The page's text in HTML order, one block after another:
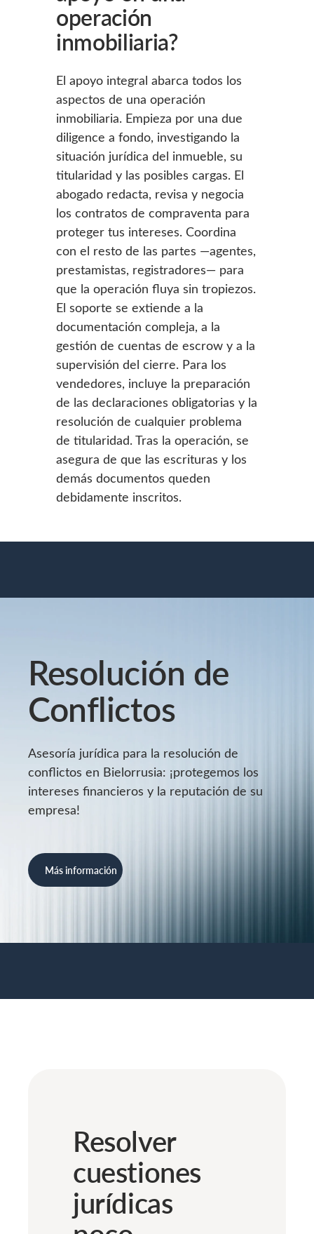
operación
inmobiliaria?
El apoyo integral abarca todos los
aspectos de una operación
inmobiliaria. Empieza por una due
diligence a fondo, investigando la
situación jurídica del inmueble, su
titularidad y las posibles cargas. El
abogado redacta, revisa y negocia
los contratos de compraventa para
proteger tus intereses. Coordina
con el resto de las partes —agentes,
prestamistas, registradores— para
que la operación fluya sin tropiezos.
El soporte se extiende a la
documentación compleja, a la
gestión de cuentas de escrow y a la
supervisión del cierre. Para los
vendedores, incluye la preparación
de las declaraciones obligatorias y la
resolución de cualquier problema
de titularidad. Tras la operación, se
asegura de que las escrituras y los
demás documentos queden
debidamente inscritos.
Resolución de
Conflictos
Asesoría jurídica para la resolución de
conflictos en Bielorrusia: ¡protegemos los
intereses financieros y la reputación de su
empresa!
Más información
Resolver
cuestiones
jurídicas